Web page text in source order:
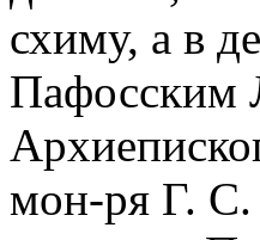
схиму, а в
Пафосским
мон-ря Г. С.